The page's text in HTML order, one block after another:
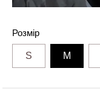
Розмір
S M